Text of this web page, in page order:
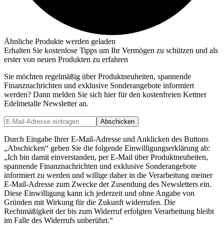
Ähnliche Produkte werden geladen
Erhalten Sie kostenlose Tipps um Ihr Vermögen zu schützen und als
erster von neuen Produkten zu erfahren
Sie möchten regelmäßig über Produktneuheiten, spannende
Finanznachrichten und exklusive Sonderangebote informiert
werden? Dann melden Sie sich hier für den kostenfreien Kettner
Edelmetalle Newsletter an.
Abschicken
Durch Eingabe Ihrer E-Mail-Adresse und Anklicken des Buttons
„Abschicken“ geben Sie die folgende Einwilligungserklärung ab:
„Ich bin damit einverstanden, per E-Mail über Produktneuheiten,
spannende Finanznachrichten und exklusive Sonderangebote
informiert zu werden und willige daher in die Verarbeitung meiner
E-Mail-Adresse zum Zwecke der Zusendung des Newsletters ein.
Diese Einwilligung kann ich jederzeit und ohne Angabe von
Gründen mit Wirkung für die Zukunft widerrufen. Die
Rechtmäßigkeit der bis zum Widerruf erfolgten Verarbeitung bleibt
im Falle des Widerrufs unberührt.“